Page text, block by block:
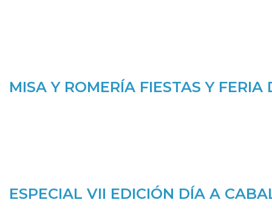
MISA Y ROMERÍA FIESTAS Y
ESPECIAL VII EDICIÓN DÍA A